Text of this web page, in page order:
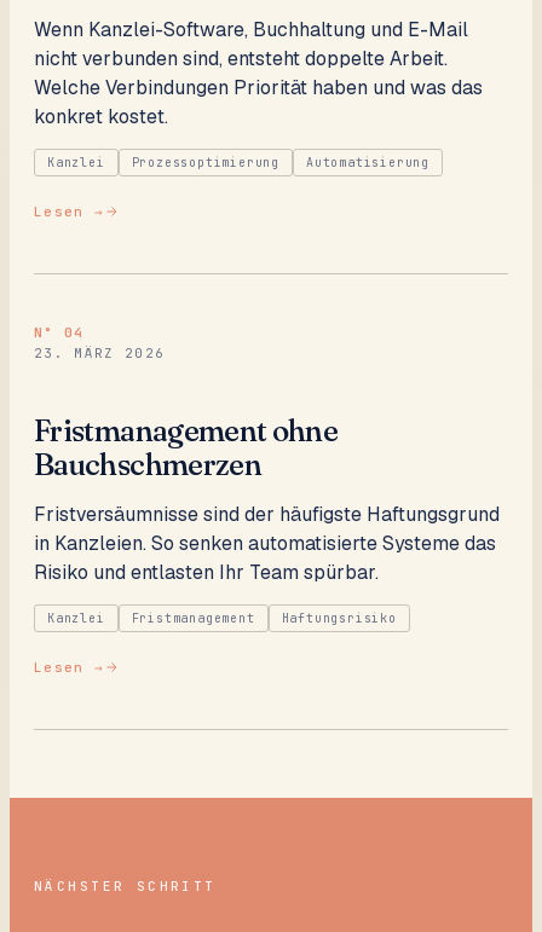
Wenn Kanzlei-Software, Buchhaltung und E-Mail
nicht verbunden sind, entsteht doppelte Arbeit.
Welche Verbindungen Priorität haben und was das
konkret kostet.
Kanzlei Prozessoptimierung Automatisierung
Lesen →
N° 04
23. MÄRZ 2026
Fristmanagement ohne
Bauchschmerzen
Fristversäumnisse sind der häufigste Haftungsgrund
in Kanzleien. So senken automatisierte Systeme das
Risiko und entlasten Ihr Team spürbar.
Kanzlei Fristmanagement Haftungsrisiko
Lesen →
NÄCHSTER SCHRITT